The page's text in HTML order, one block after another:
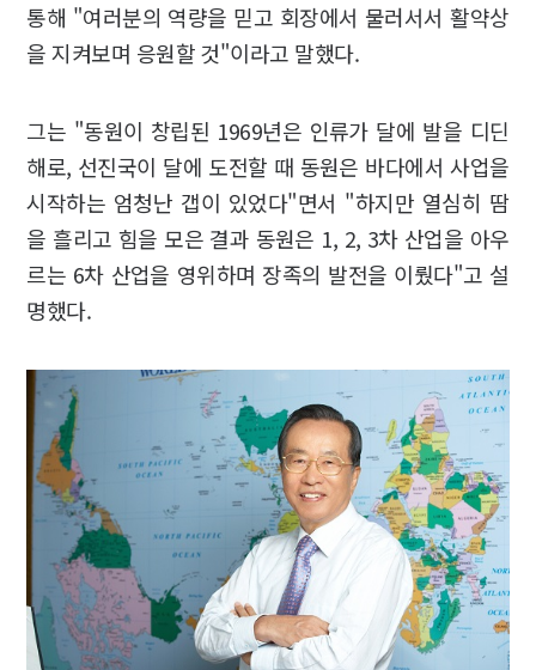
통해 "여러분의 역량을 믿고 회장에서 물러서서 활약상
을 지켜보며 응원할 것"이라고 말했다.
그는 "동원이 창립된 1969년은 인류가 달에 발을 디딘
해로, 선진국이 달에 도전할 때 동원은 바다에서 사업을
시작하는 엄청난 갭이 있었다"면서 "하지만 열심히 땀
을 흘리고 힘을 모은 결과 동원은 1, 2, 3차 산업을 아우
르는 6차 산업을 영위하며 장족의 발전을 이뤘다"고 설
명했다.